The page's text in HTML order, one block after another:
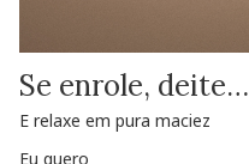
Se enrole, deite…
E relaxe em pura maciez
Eu quero